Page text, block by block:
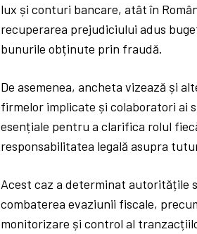
lux și conturi bancare, atât în
recuperarea prejudiciului adus
bunurile obținute prin fraudă.
De asemenea, ancheta vizează și
firmelor implicate și colaboratori ai
esențiale pentru a clarifica rolul
responsabilitatea legală asupra
Acest caz a determinat autoritățile
combaterea evaziunii fiscale,
monitorizare și control al